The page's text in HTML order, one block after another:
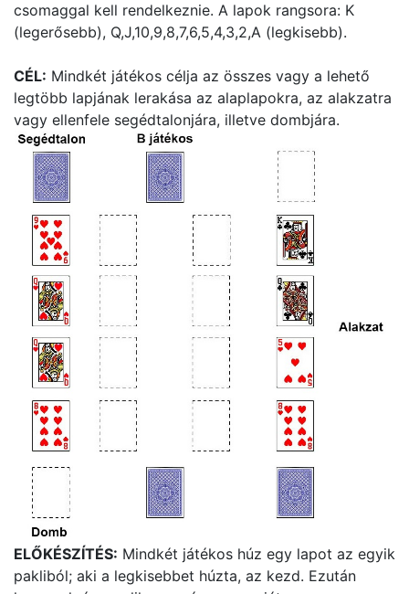
csomaggal kell rendelkeznie. A lapok rangsora: K
(legerősebb), Q,J,10,9,8,7,6,5,4,3,2,A (legkisebb).
CÉL: Mindkét játékos célja az összes vagy a lehető
legtöbb lapjának lerakása az alaplapokra, az alakzatra
vagy ellenfele segédtalonjára, illetve dombjára.
ELŐKÉSZÍTÉS: Mindkét játékos húz egy lapot az egyik
pakliból; aki a legkisebbet húzta, az kezd. Ezután